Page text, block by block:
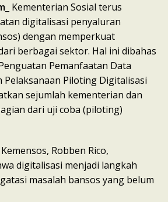
_ Kementerian Sosial terus
digitalisasi penyaluran
dengan memperkuat
berbagai sektor. Hal ini dibahas
Pemanfaatan Data
Pelaksanaan Piloting Digitalisasi
sejumlah kementerian dan
dari uji coba (piloting)
Robben Rico,
digitalisasi menjadi langkah
masalah bansos yang belum